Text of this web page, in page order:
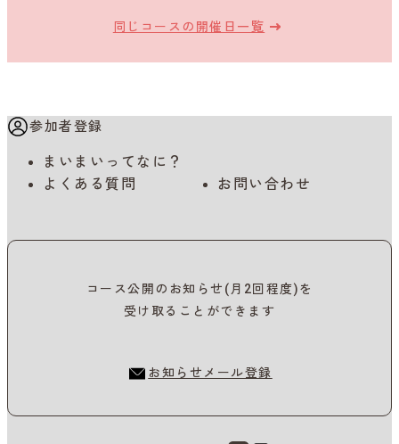
同じコースの開催日一覧
参加者登録
まいまいってなに？
よくある質問
お問い合わせ
コース公開のお知らせ(月2回程度)を
受け取ることができます
お知らせメール登録